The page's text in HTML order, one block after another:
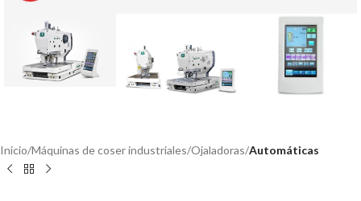
Inicio Máquinas de coser industriales Ojaladoras Automáticas